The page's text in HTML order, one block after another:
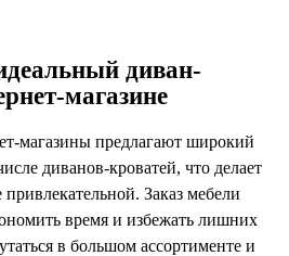
диван-
магазине
магазины предлагают широкий
диванов-кроватей, что делает
Заказ мебели
время и избежать лишних
в большом ассортименте и